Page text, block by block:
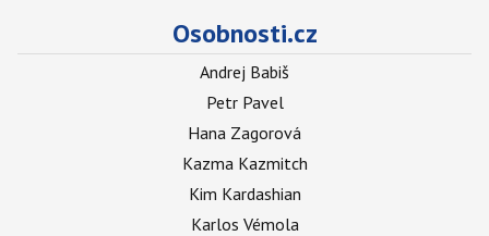
Osobnosti.cz
Andrej Babiš
Petr Pavel
Hana Zagorová
Kazma Kazmitch
Kim Kardashian
Karlos Vémola